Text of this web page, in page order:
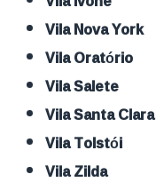
Vila Nova York
Vila Oratório
Vila Salete
Vila Santa Clara
Vila Tolstói
Vila Zilda